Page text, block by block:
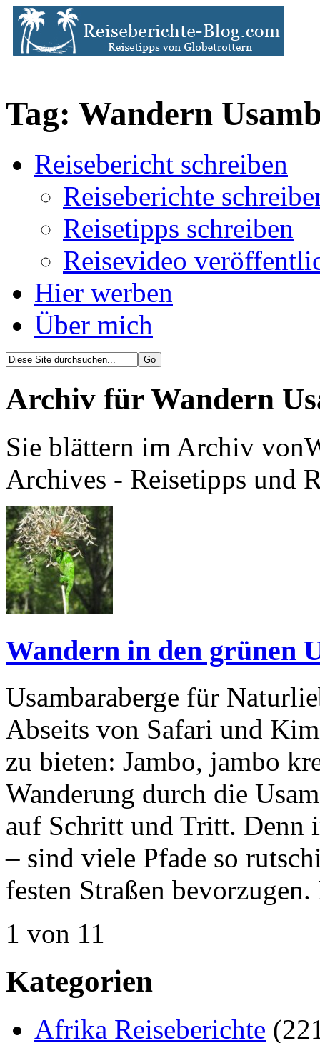
Tag: Wandern
Reisebericht schreiben
Reiseberichte
Reisetipps schreiben
Reisevideo
Hier werben
Über mich
Archiv für Wandern
Sie blättern im Archiv
Archives - Reisetipps und
Wandern in den grünen
Usambaraberge für
Abseits von Safari und
zu bieten: Jambo, jambo
Wanderung durch die
auf Schritt und Tritt. Denn
– sind viele Pfade so
festen Straßen
1 von 11
Kategorien
Afrika Reiseberichte